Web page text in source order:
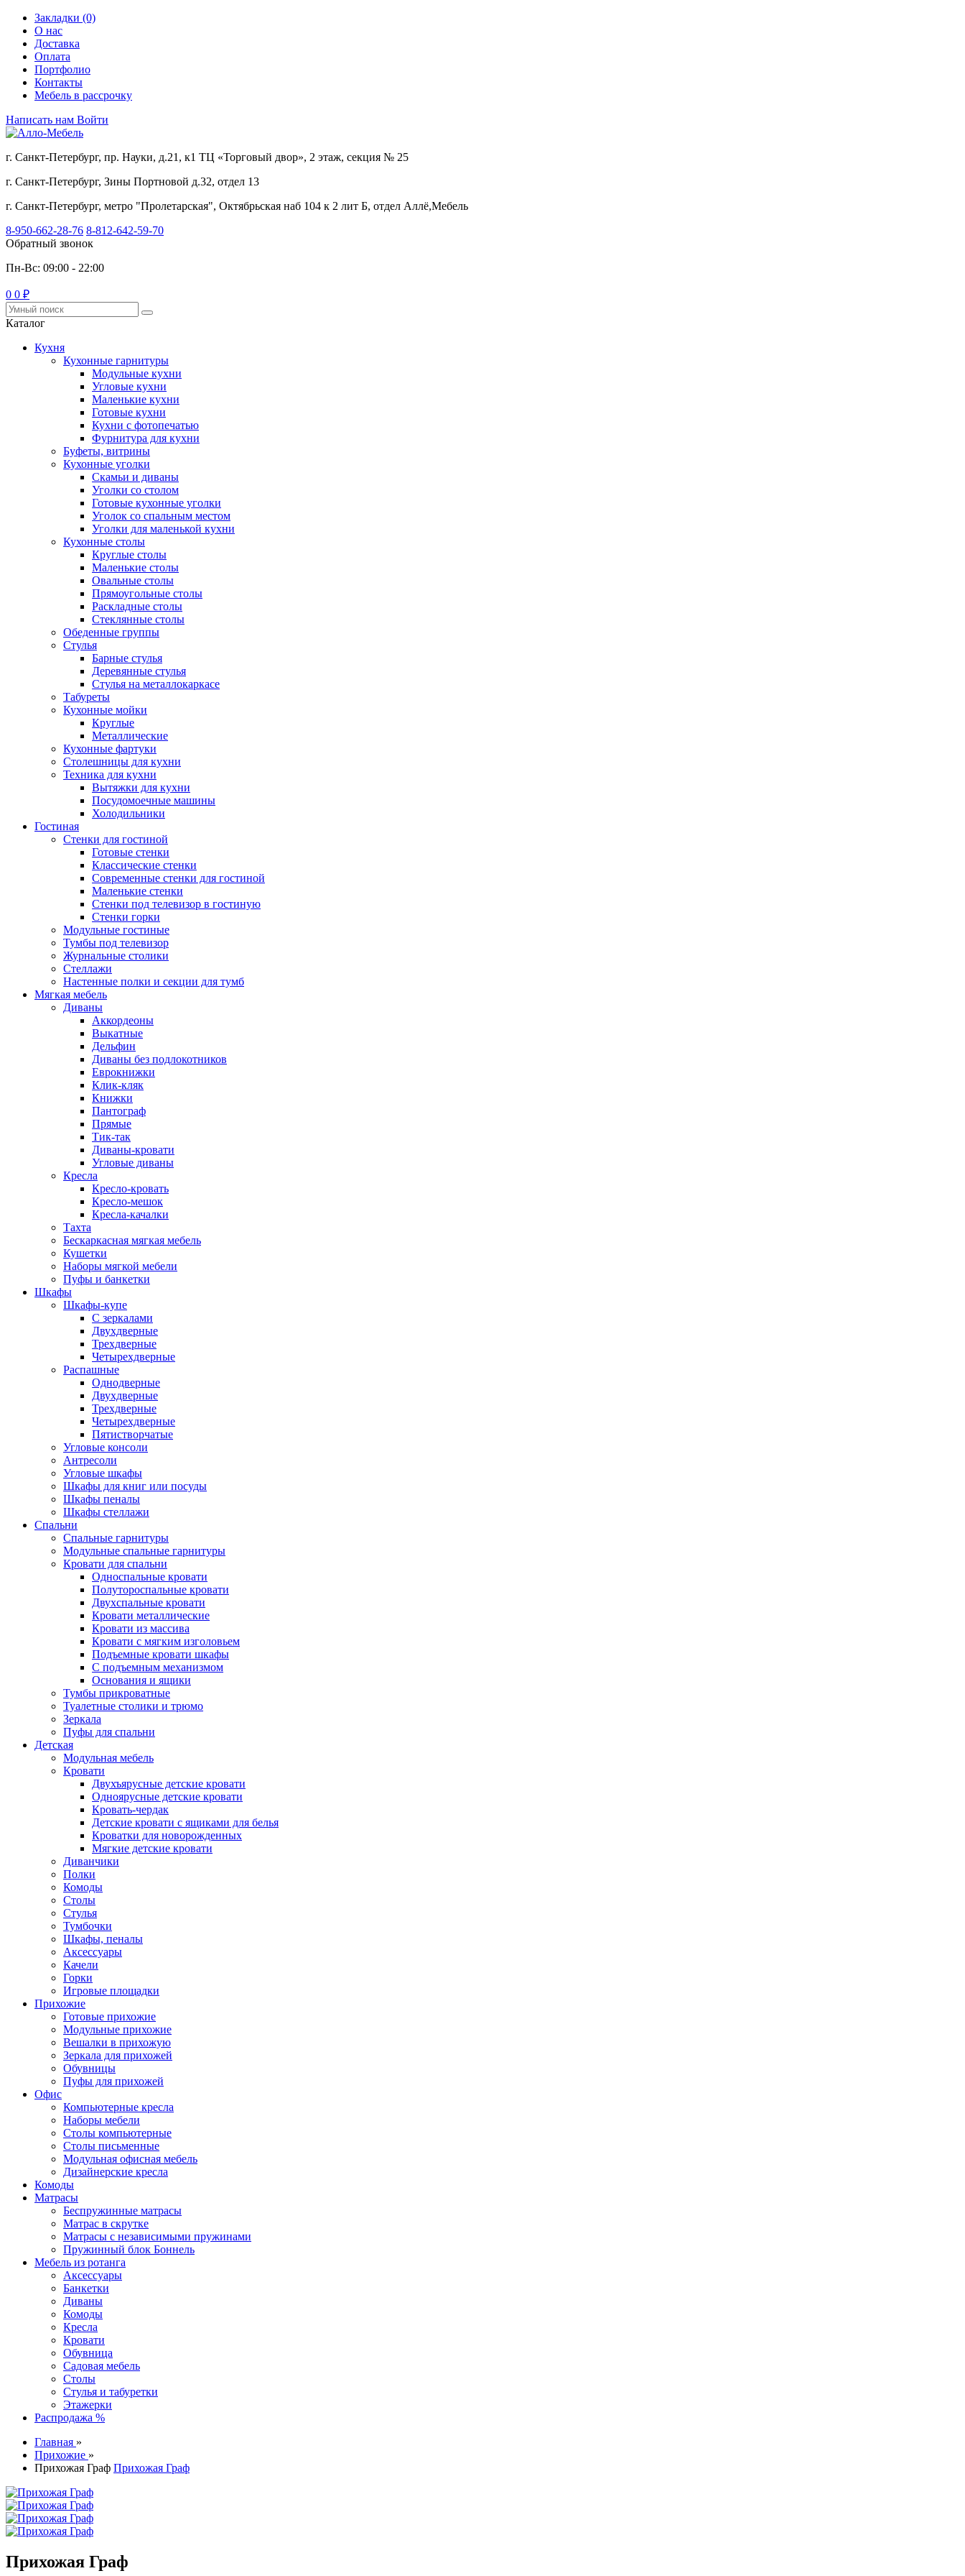
Закладки (0)
О нас
Доставка
Оплата
Портфолио
Контакты
Мебель в рассрочку
Написать нам Войти
г. Санкт-Петербург, пр. Науки, д.21, к1 ТЦ «Торговый двор», 2 этаж, секция № 25
г. Санкт-Петербург, Зины Портновой д.32, отдел 13
г. Санкт-Петербург, метро "Пролетарская", Октябрьская наб 104 к 2 лит Б, отдел Аллё,Мебель
8-950-662-28-76 8-812-642-59-70
Обратный звонок
Пн-Вс: 09:00 - 22:00
0 0 ₽
Каталог
Кухня
Кухонные гарнитуры
Модульные кухни
Угловые кухни
Маленькие кухни
Готовые кухни
Кухни с фотопечатью
Фурнитура для кухни
Буфеты, витрины
Кухонные уголки
Скамьи и диваны
Уголки со столом
Готовые кухонные уголки
Уголок со спальным местом
Уголки для маленькой кухни
Кухонные столы
Круглые столы
Маленькие столы
Овальные столы
Прямоугольные столы
Раскладные столы
Стеклянные столы
Обеденные группы
Стулья
Барные стулья
Деревянные стулья
Стулья на металлокаркасе
Табуреты
Кухонные мойки
Круглые
Металлические
Кухонные фартуки
Столешницы для кухни
Техника для кухни
Вытяжки для кухни
Посудомоечные машины
Холодильники
Гостиная
Стенки для гостиной
Готовые стенки
Классические стенки
Современные стенки для гостиной
Маленькие стенки
Стенки под телевизор в гостиную
Стенки горки
Модульные гостиные
Тумбы под телевизор
Журнальные столики
Стеллажи
Настенные полки и секции для тумб
Мягкая мебель
Диваны
Аккордеоны
Выкатные
Дельфин
Диваны без подлокотников
Еврокнижки
Клик-кляк
Книжки
Пантограф
Прямые
Тик-так
Диваны-кровати
Угловые диваны
Кресла
Кресло-кровать
Кресло-мешок
Кресла-качалки
Тахта
Бескаркасная мягкая мебель
Кушетки
Наборы мягкой мебели
Пуфы и банкетки
Шкафы
Шкафы-купе
С зеркалами
Двухдверные
Трехдверные
Четырехдверные
Распашные
Однодверные
Двухдверные
Трехдверные
Четырехдверные
Пятистворчатые
Угловые консоли
Антресоли
Угловые шкафы
Шкафы для книг или посуды
Шкафы пеналы
Шкафы стеллажи
Спальни
Спальные гарнитуры
Модульные спальные гарнитуры
Кровати для спальни
Односпальные кровати
Полутороспальные кровати
Двухспальные кровати
Кровати металлические
Кровати из массива
Кровати с мягким изголовьем
Подъемные кровати шкафы
С подъемным механизмом
Основания и ящики
Тумбы прикроватные
Туалетные столики и трюмо
Зеркала
Пуфы для спальни
Детская
Модульная мебель
Кровати
Двухъярусные детские кровати
Одноярусные детские кровати
Кровать-чердак
Детские кровати с ящиками для белья
Кроватки для новорожденных
Мягкие детские кровати
Диванчики
Полки
Комоды
Столы
Стулья
Тумбочки
Шкафы, пеналы
Аксессуары
Качели
Горки
Игровые площадки
Прихожие
Готовые прихожие
Модульные прихожие
Вешалки в прихожую
Зеркала для прихожей
Обувницы
Пуфы для прихожей
Офис
Компьютерные кресла
Наборы мебели
Столы компьютерные
Столы письменные
Модульная офисная мебель
Дизайнерские кресла
Комоды
Матрасы
Беспружинные матрасы
Матрас в скрутке
Матрасы с независимыми пружинами
Пружинный блок Боннель
Мебель из ротанга
Аксессуары
Банкетки
Диваны
Комоды
Кресла
Кровати
Обувница
Садовая мебель
Столы
Стулья и табуретки
Этажерки
Распродажа %
Главная »
Прихожие »
Прихожая Граф Прихожая Граф
Прихожая Граф